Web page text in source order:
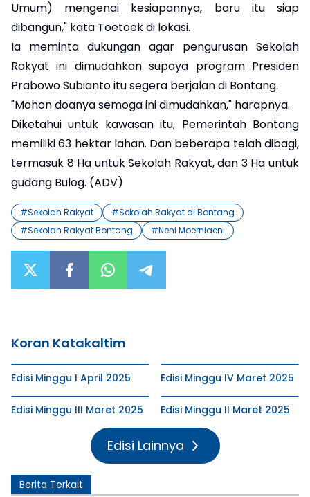
Umum) mengenai kesiapannya, baru itu siap
dibangun," kata Toetoek di lokasi.
Ia meminta dukungan agar pengurusan Sekolah
Rakyat ini dimudahkan supaya program Presiden
Prabowo Subianto itu segera berjalan di Bontang.
"Mohon doanya semoga ini dimudahkan," harapnya.
Diketahui untuk kawasan itu, Pemerintah Bontang
memiliki 63 hektar lahan. Dan beberapa telah dibagi,
termasuk 8 Ha untuk Sekolah Rakyat, dan 3 Ha untuk
gudang Bulog. (ADV)
#Sekolah Rakyat #Sekolah Rakyat di Bontang
#Sekolah Rakyat Bontang #Neni Moerniaeni
Koran Katakaltim
Edisi Minggu I April 2025 Edisi Minggu IV Maret 2025
Edisi Minggu III Maret 2025 Edisi Minggu II Maret 2025
Edisi Lainnya
Berita Terkait